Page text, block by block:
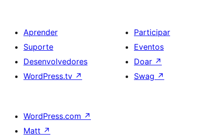
Aprender
Suporte
Desenvolvedores
WordPress.tv ↗
Participar
Eventos
Doar ↗
Swag ↗
WordPress.com ↗
Matt ↗